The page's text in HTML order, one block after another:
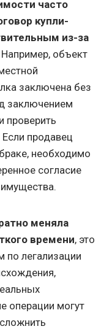
часто
купли-
из-за
Например, объект
заключена без
заключением
проверить
продавец
необходимо
согласие
меняла
времени, это
по легализации
операции могут